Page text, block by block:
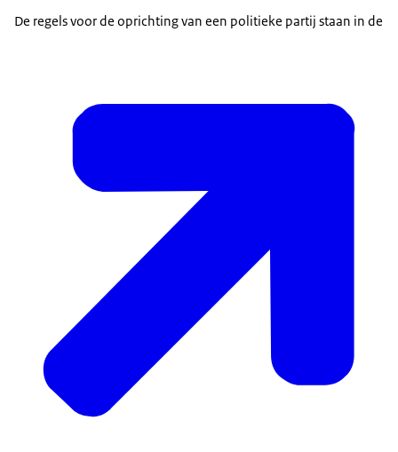
De regels voor de oprichting van een politieke partij staan in de